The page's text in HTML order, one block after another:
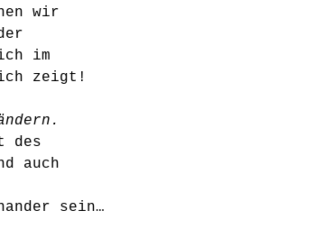
wir
im
zeigt!
des
auch
sein…